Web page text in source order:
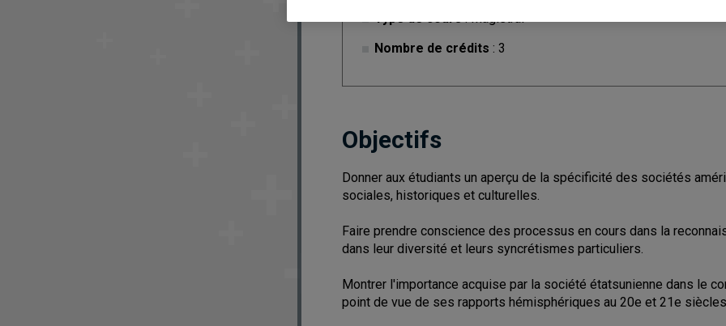
Type de cours: Magistral
Nombre de crédits : 3
Objectifs
Donner aux étudiants un aperçu de la spécificité des sociétés
sociales, historiques et culturelles.
Faire prendre conscience des processus en cours dans la
dans leur diversité et leurs syncrétismes particuliers.
Montrer l'importance acquise par la société étatsunienne dans le
point de vue de ses rapports hémisphériques au 20e et 21e